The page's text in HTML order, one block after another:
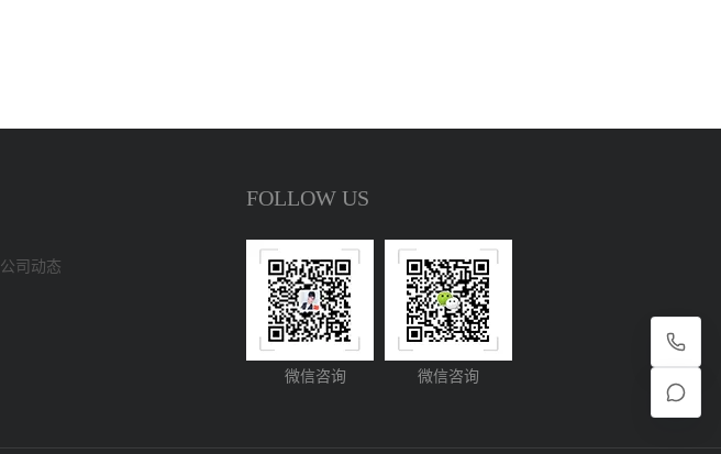
公司动态
FOLLOW US
微信咨询 微信咨询